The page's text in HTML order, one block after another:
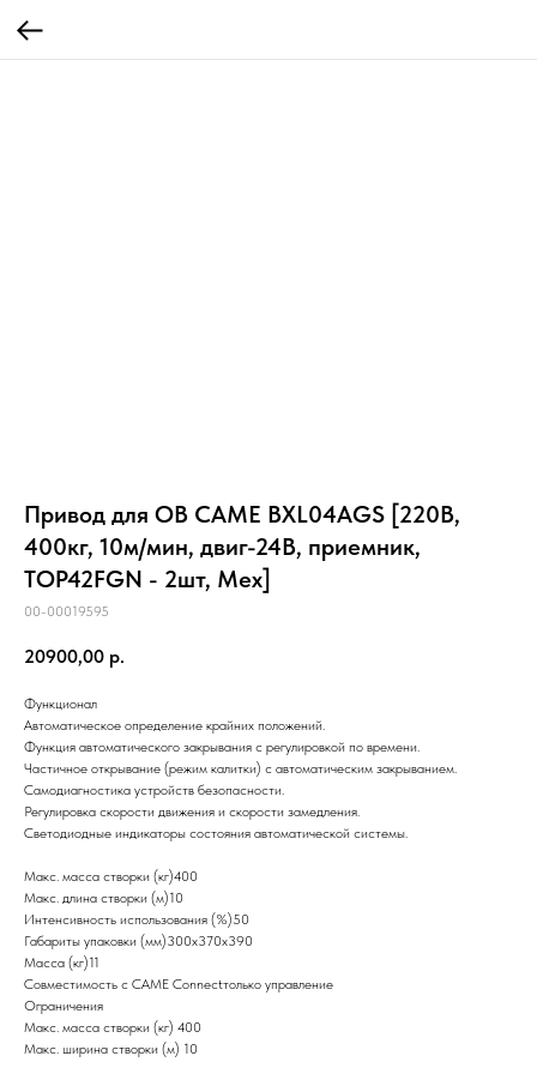
Привод для ОВ CAME BXL04AGS [220В,
400кг, 10м/мин, двиг-24В, приемник,
TOP42FGN - 2шт, Мех]
00-00019595
20900,00 р.
Функционал
Автоматическое определение крайних положений.
Функция автоматического закрывания с регулировкой по времени.
Частичное открывание (режим калитки) с автоматическим закрыванием.
Самодиагностика устройств безопасности.
Регулировка скорости движения и скорости замедления.
Светодиодные индикаторы состояния автоматической системы.
Макс. масса створки (кг)400
Макс. длина створки (м)10
Интенсивность использования (%)50
Габариты упаковки (мм)300х370х390
Масса (кг)11
Совместимость с CAME Connectтолько управление
Ограничения
Макс. масса створки (кг) 400
Макс. ширина створки (м) 10